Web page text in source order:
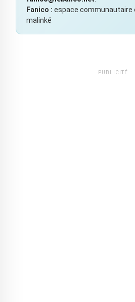
Fanico : espace communautaire
malinké
PUBLICITÉ